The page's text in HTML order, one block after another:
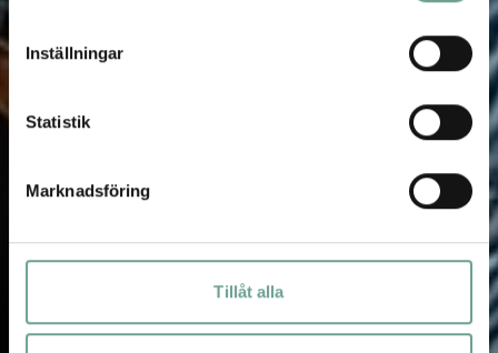
Inställningar
Statistik
Marknadsföring
Tillåt alla